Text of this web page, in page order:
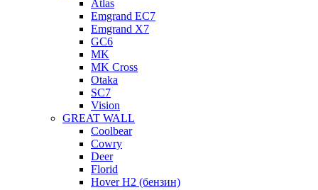
Atlas
Emgrand EC7
Emgrand X7
GC6
MK
MK Cross
Otaka
SC7
Vision
GREAT WALL
Coolbear
Cowry
Deer
Florid
Hover H2 (бензин)